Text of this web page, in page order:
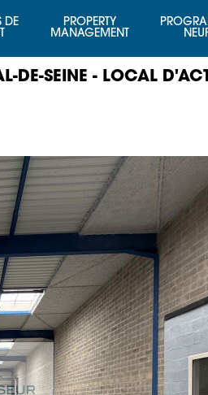
DE
PROPERTY
MANAGEMENT
SEINE - LOCAL